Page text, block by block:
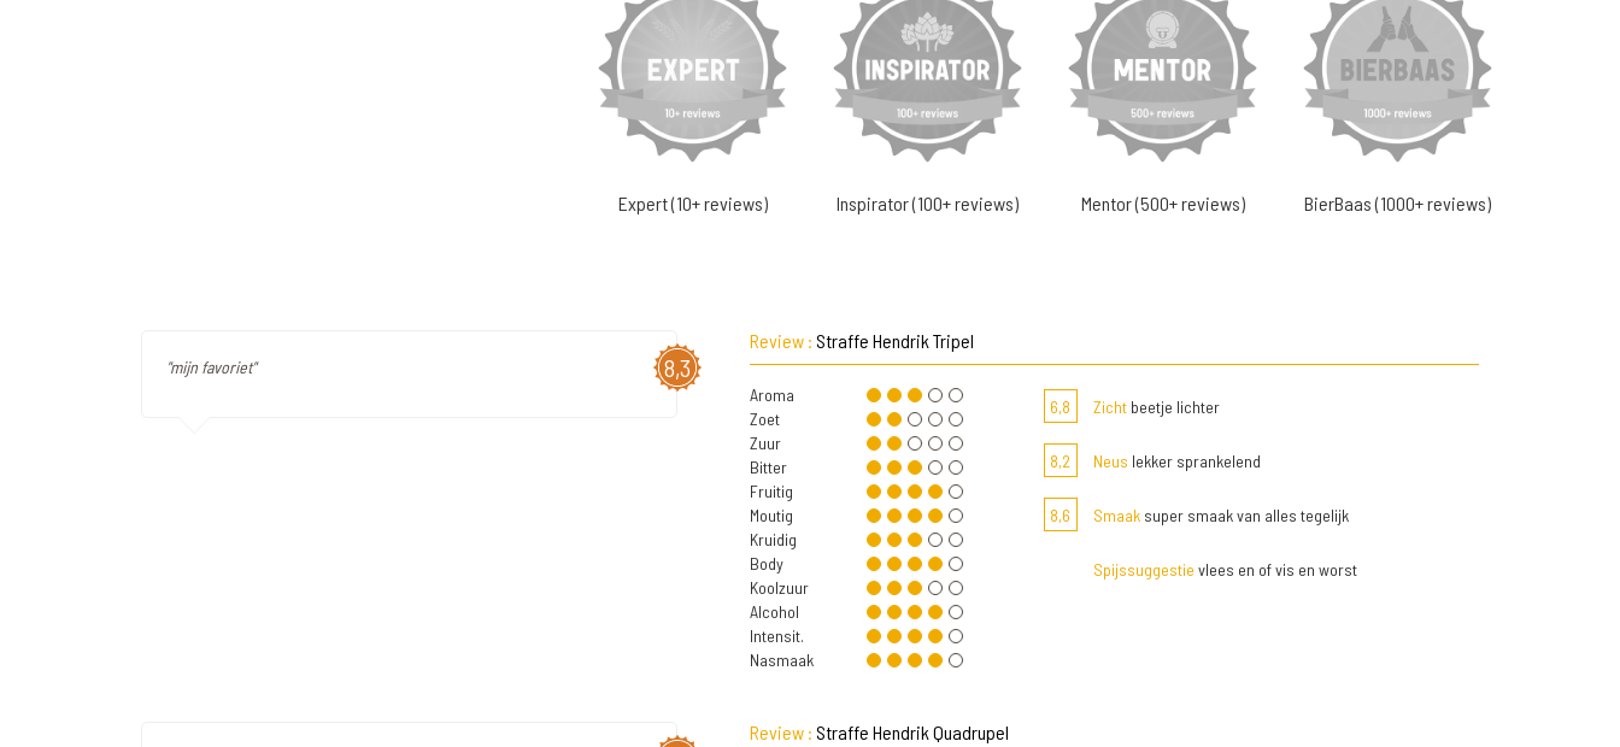
Expert (10+ reviews) Inspirator (100+ reviews) Mentor (500+ reviews) BierBaas (1000+ reviews)
8,3
"mijn favoriet"
Review : Straffe Hendrik Tripel
Aroma
Zoet
Zuur
Bitter
Fruitig
Moutig
Kruidig
Body
Koolzuur
Alcohol
Intensit.
Nasmaak
6,8 Zichtbeetje lichter
8,2 Neus lekker sprankelend
8,6 Smaaksuper smaak van alles tegelijk
Spijssuggestie vlees en of vis en worst
Review : Straffe Hendrik Quadrupel